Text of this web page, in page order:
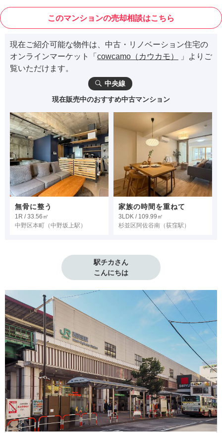
このマンションの売却相談はこちら
現在ご紹介可能な物件は、中古・リノベーション住宅の
オンラインマーケット「 cowcamo（カウカモ）
」よりご
覧いただけます。
中央線
現在販売中のおすすめ中古マンション
無骨に整う
1R / 33.56㎡
中野区本町 （中野坂上駅）
家族の時間を重ねて
3LDK / 109.99㎡
杉並区阿佐谷南 （荻窪駅）
駅チカさん
こんにちは